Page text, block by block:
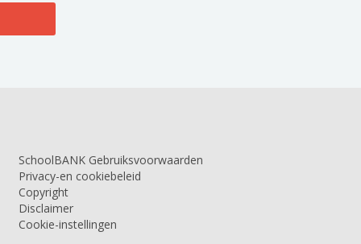
SchoolBANK Gebruiksvoorwaarden
Privacy-en cookiebeleid
Copyright
Disclaimer
Cookie-instellingen